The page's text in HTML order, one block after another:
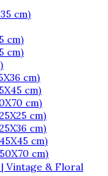
cm)
cm)
cm)
cm)
cm)
cm)
cm)
cm)
cm)
cm)
| Vintage & Floral